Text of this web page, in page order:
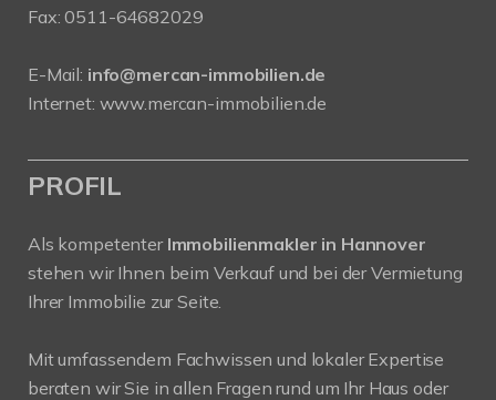
Fax: 0511-64682029
E-Mail: info@mercan-immobilien.de
Internet: www.mercan-immobilien.de
PROFIL
Als kompetenter Immobilienmakler in Hannover
stehen wir Ihnen beim Verkauf und bei der Vermietung
Ihrer Immobilie zur Seite.
Mit umfassendem Fachwissen und lokaler Expertise
beraten wir Sie in allen Fragen rund um Ihr Haus oder